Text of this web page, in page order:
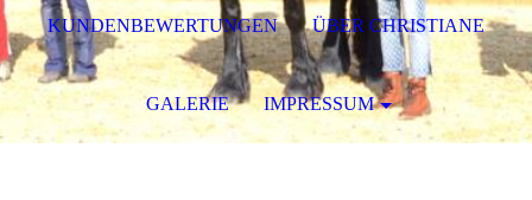
KUNDENBEWERTUNGEN ÜBER CHRISTIANE
GALERIE IMPRESSUM